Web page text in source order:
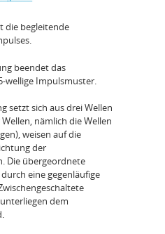
die begleitende
beendet das
wellige Impulsmuster.
setzt sich aus drei Wellen
nämlich die Wellen
weisen auf die
der
Die übergeordnete
eine gegenläufige
dem